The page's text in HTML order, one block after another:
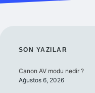
SON YAZILAR
Canon AV modu nedir ?
Ağustos 6, 2026